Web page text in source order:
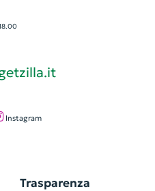
Instagram
Trasparenza